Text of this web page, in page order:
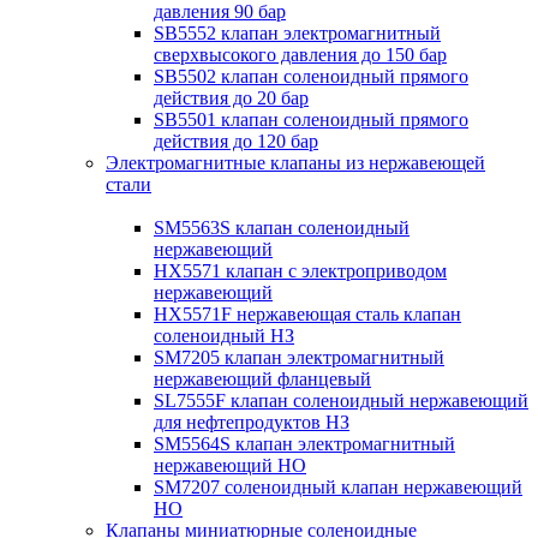
давления 90 бар
SB5552 клапан электромагнитный
сверхвысокого давления до 150 бар
SB5502 клапан соленоидный прямого
действия до 20 бар
SB5501 клапан соленоидный прямого
действия до 120 бар
Электромагнитные клапаны из нержавеющей
стали
SM5563S клапан соленоидный
нержавеющий
HX5571 клапан с электроприводом
нержавеющий
HX5571F нержавеющая сталь клапан
соленоидный НЗ
SM7205 клапан электромагнитный
нержавеющий фланцевый
SL7555F клапан соленоидный нержавеющий
для нефтепродуктов НЗ
SM5564S клапан электромагнитный
нержавеющий НО
SM7207 соленоидный клапан нержавеющий
НО
Клапаны миниатюрные соленоидные